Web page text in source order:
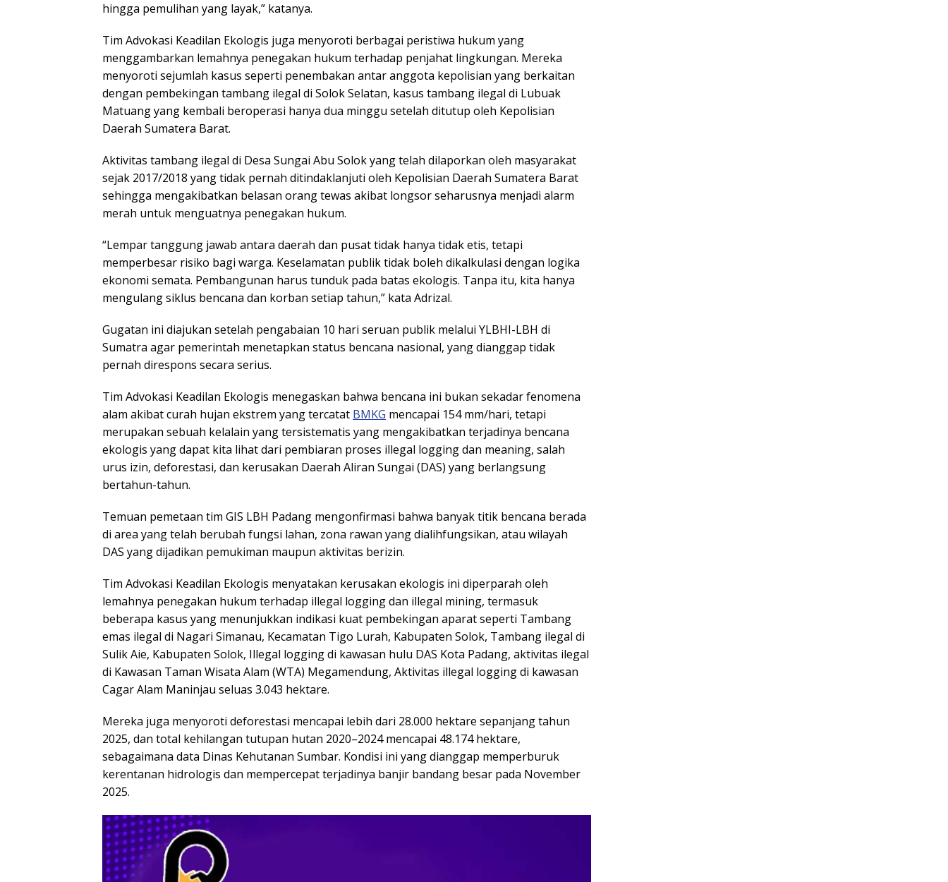
hingga pemulihan yang layak,” katanya.
Tim Advokasi Keadilan Ekologis juga menyoroti berbagai peristiwa hukum yang
menggambarkan lemahnya penegakan hukum terhadap penjahat lingkungan. Mereka
menyoroti sejumlah kasus seperti penembakan antar anggota kepolisian yang berkaitan
dengan pembekingan tambang ilegal di Solok Selatan, kasus tambang ilegal di Lubuak
Matuang yang kembali beroperasi hanya dua minggu setelah ditutup oleh Kepolisian
Daerah Sumatera Barat.
Aktivitas tambang ilegal di Desa Sungai Abu Solok yang telah dilaporkan oleh masyarakat
sejak 2017/2018 yang tidak pernah ditindaklanjuti oleh Kepolisian Daerah Sumatera Barat
sehingga mengakibatkan belasan orang tewas akibat longsor seharusnya menjadi alarm
merah untuk menguatnya penegakan hukum.
“Lempar tanggung jawab antara daerah dan pusat tidak hanya tidak etis, tetapi
memperbesar risiko bagi warga. Keselamatan publik tidak boleh dikalkulasi dengan logika
ekonomi semata. Pembangunan harus tunduk pada batas ekologis. Tanpa itu, kita hanya
mengulang siklus bencana dan korban setiap tahun,” kata Adrizal.
Gugatan ini diajukan setelah pengabaian 10 hari seruan publik melalui YLBHI-LBH di
Sumatra agar pemerintah menetapkan status bencana nasional, yang dianggap tidak
pernah direspons secara serius.
Tim Advokasi Keadilan Ekologis menegaskan bahwa bencana ini bukan sekadar fenomena
alam akibat curah hujan ekstrem yang tercatat BMKG mencapai 154 mm/hari, tetapi
merupakan sebuah kelalain yang tersistematis yang mengakibatkan terjadinya bencana
ekologis yang dapat kita lihat dari pembiaran proses illegal logging dan meaning, salah
urus izin, deforestasi, dan kerusakan Daerah Aliran Sungai (DAS) yang berlangsung
bertahun-tahun.
Temuan pemetaan tim GIS LBH Padang mengonfirmasi bahwa banyak titik bencana berada
di area yang telah berubah fungsi lahan, zona rawan yang dialihfungsikan, atau wilayah
DAS yang dijadikan pemukiman maupun aktivitas berizin.
Tim Advokasi Keadilan Ekologis menyatakan kerusakan ekologis ini diperparah oleh
lemahnya penegakan hukum terhadap illegal logging dan illegal mining, termasuk
beberapa kasus yang menunjukkan indikasi kuat pembekingan aparat seperti Tambang
emas ilegal di Nagari Simanau, Kecamatan Tigo Lurah, Kabupaten Solok, Tambang ilegal di
Sulik Aie, Kabupaten Solok, Illegal logging di kawasan hulu DAS Kota Padang, aktivitas ilegal
di Kawasan Taman Wisata Alam (WTA) Megamendung, Aktivitas illegal logging di kawasan
Cagar Alam Maninjau seluas 3.043 hektare.
Mereka juga menyoroti deforestasi mencapai lebih dari 28.000 hektare sepanjang tahun
2025, dan total kehilangan tutupan hutan 2020–2024 mencapai 48.174 hektare,
sebagaimana data Dinas Kehutanan Sumbar. Kondisi ini yang dianggap memperburuk
kerentanan hidrologis dan mempercepat terjadinya banjir bandang besar pada November
2025.